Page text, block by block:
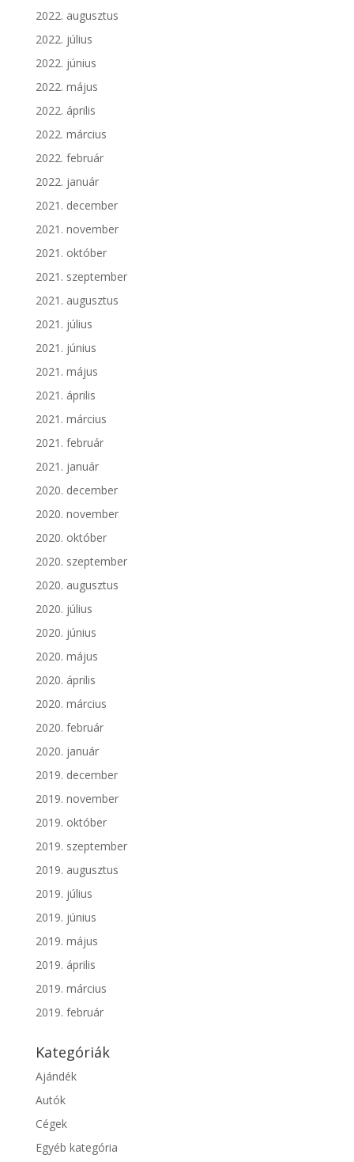
2022. augusztus
2022. július
2022. június
2022. május
2022. április
2022. március
2022. február
2022. január
2021. december
2021. november
2021. október
2021. szeptember
2021. augusztus
2021. július
2021. június
2021. május
2021. április
2021. március
2021. február
2021. január
2020. december
2020. november
2020. október
2020. szeptember
2020. augusztus
2020. július
2020. június
2020. május
2020. április
2020. március
2020. február
2020. január
2019. december
2019. november
2019. október
2019. szeptember
2019. augusztus
2019. július
2019. június
2019. május
2019. április
2019. március
2019. február
Kategóriák
Ajándék
Autók
Cégek
Egyéb kategória